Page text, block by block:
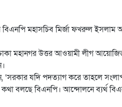
মহাসচিব মির্জা ফখরুল ইসলাম
ঢাকা মহানগর উত্তর আওয়ামী লীগ
‘সরকার যদি পদত্যাগ করে তাহলে
বলছে বিএনপি। আন্দোলনে ব্যর্থ